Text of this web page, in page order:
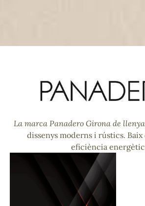
La marca Panadero Girona de
dissenys moderns i rústics. Baix
eficiència